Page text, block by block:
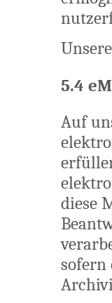
5.4
Auf
diese
sofern